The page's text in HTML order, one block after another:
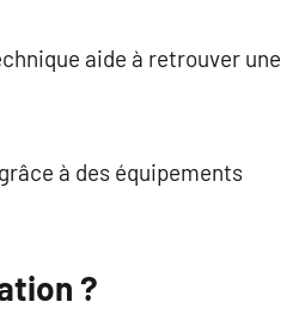
aide à retrouver une
à des équipements
?